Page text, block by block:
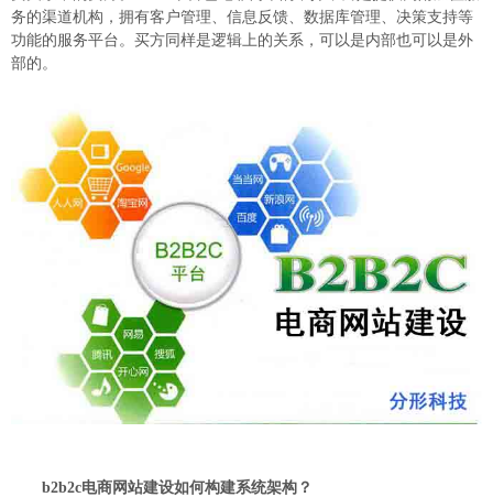
务的渠道机构，拥有客户管理、信息反馈、数据库管理、决策支持等
功能的服务平台。买方同样是逻辑上的关系，可以是内部也可以是外
部的。
b2b2c电商网站建设如何构建系统架构？